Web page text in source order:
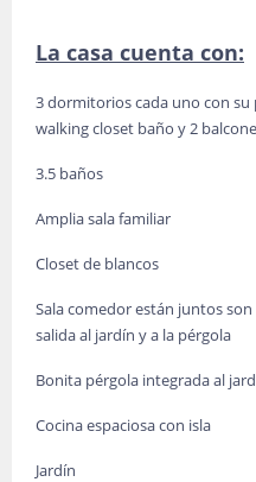
La casa cuenta con:
3 dormitorios cada uno con
walking closet baño y 2
3.5 baños
Amplia sala familiar
Closet de blancos
Sala comedor están juntos
salida al jardín y a la pérgola
Bonita pérgola integrada al
Cocina espaciosa con isla
Jardín